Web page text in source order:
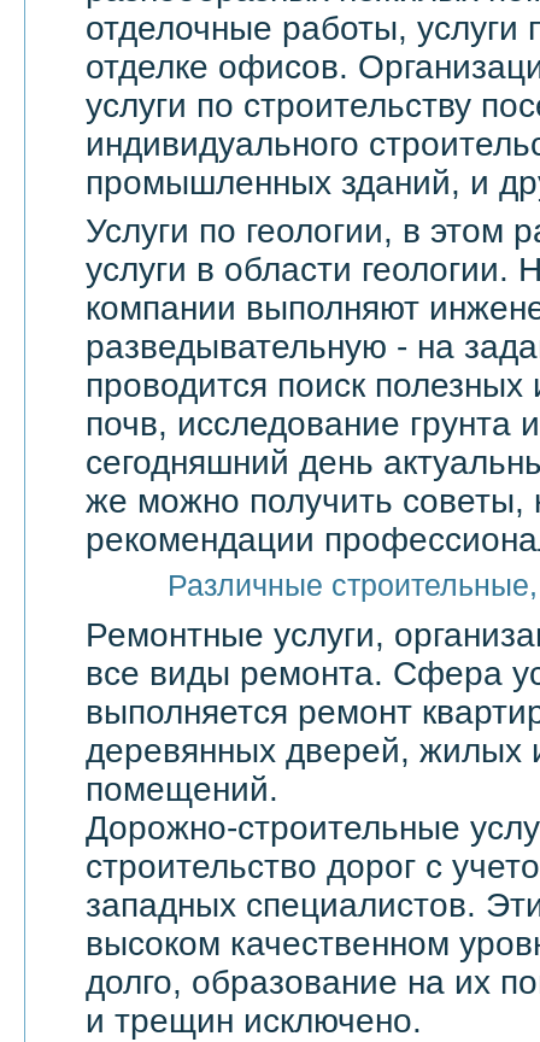
отделочные работы, услуги
отделке офисов.
услуги по строительству
индивидуального
промышленных зданий, и
Услуги по геологии, в этом
услуги в области
компании выполняют
разведывательную - на
проводится поиск
почв, исследование грунта
сегодняшний день
же можно получить советы,
рекомендации
Различные
Ремонтные услуги,
все виды ремонта. Сфера
выполняется ремонт
деревянных дверей, жилых
помещений.
Дорожно-строительные
строительство дорог с
западных специалистов.
высоком качественном
долго, образование на их
и трещин исключено.